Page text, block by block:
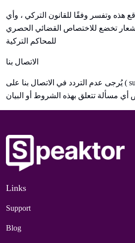
هذه وتفسر وفقًا للقانون التركي ، وأي
تخضع للاختصاص القضائي الحصري
للمحاكم التركية
الاتصال بنا
يُرجى عدم التردد في الاتصال بنا على (
Links
Support
Blog